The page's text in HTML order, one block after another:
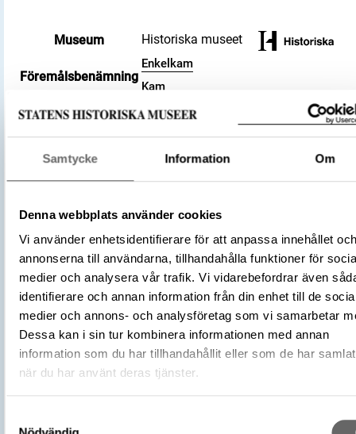
Samtycke Information Om
Denna webbplats använder cookies
Vi använder enhetsidentifierare för att anpassa innehållet och
annonserna till användarna, tillhandahålla funktioner för
medier och analysera vår trafik. Vi vidarebefordrar även
identifierare och annan information från din enhet till de
medier och annons- och analysföretag som vi samarbetar
Dessa kan i sin tur kombinera informationen med annan
information som du har tillhandahållit eller som de har
när du har använt deras tjänster.
Museum Historiska museet
Föremålsbenämning
Enkelkam
Kam
Dräkt och personlig utrustning
Arkeologisk samling
Ben/Horn
Brons
Antal
1
Tidsperiod
Vikingatid
Föremålsnummer
475805_HST
Andra nummer
Undernummer: Bj 727
Historisk plats
Birka, Adelsö socken
Förvärvsnummer 34000
Omnämns i katalog Förvärv: 34000 på Catview